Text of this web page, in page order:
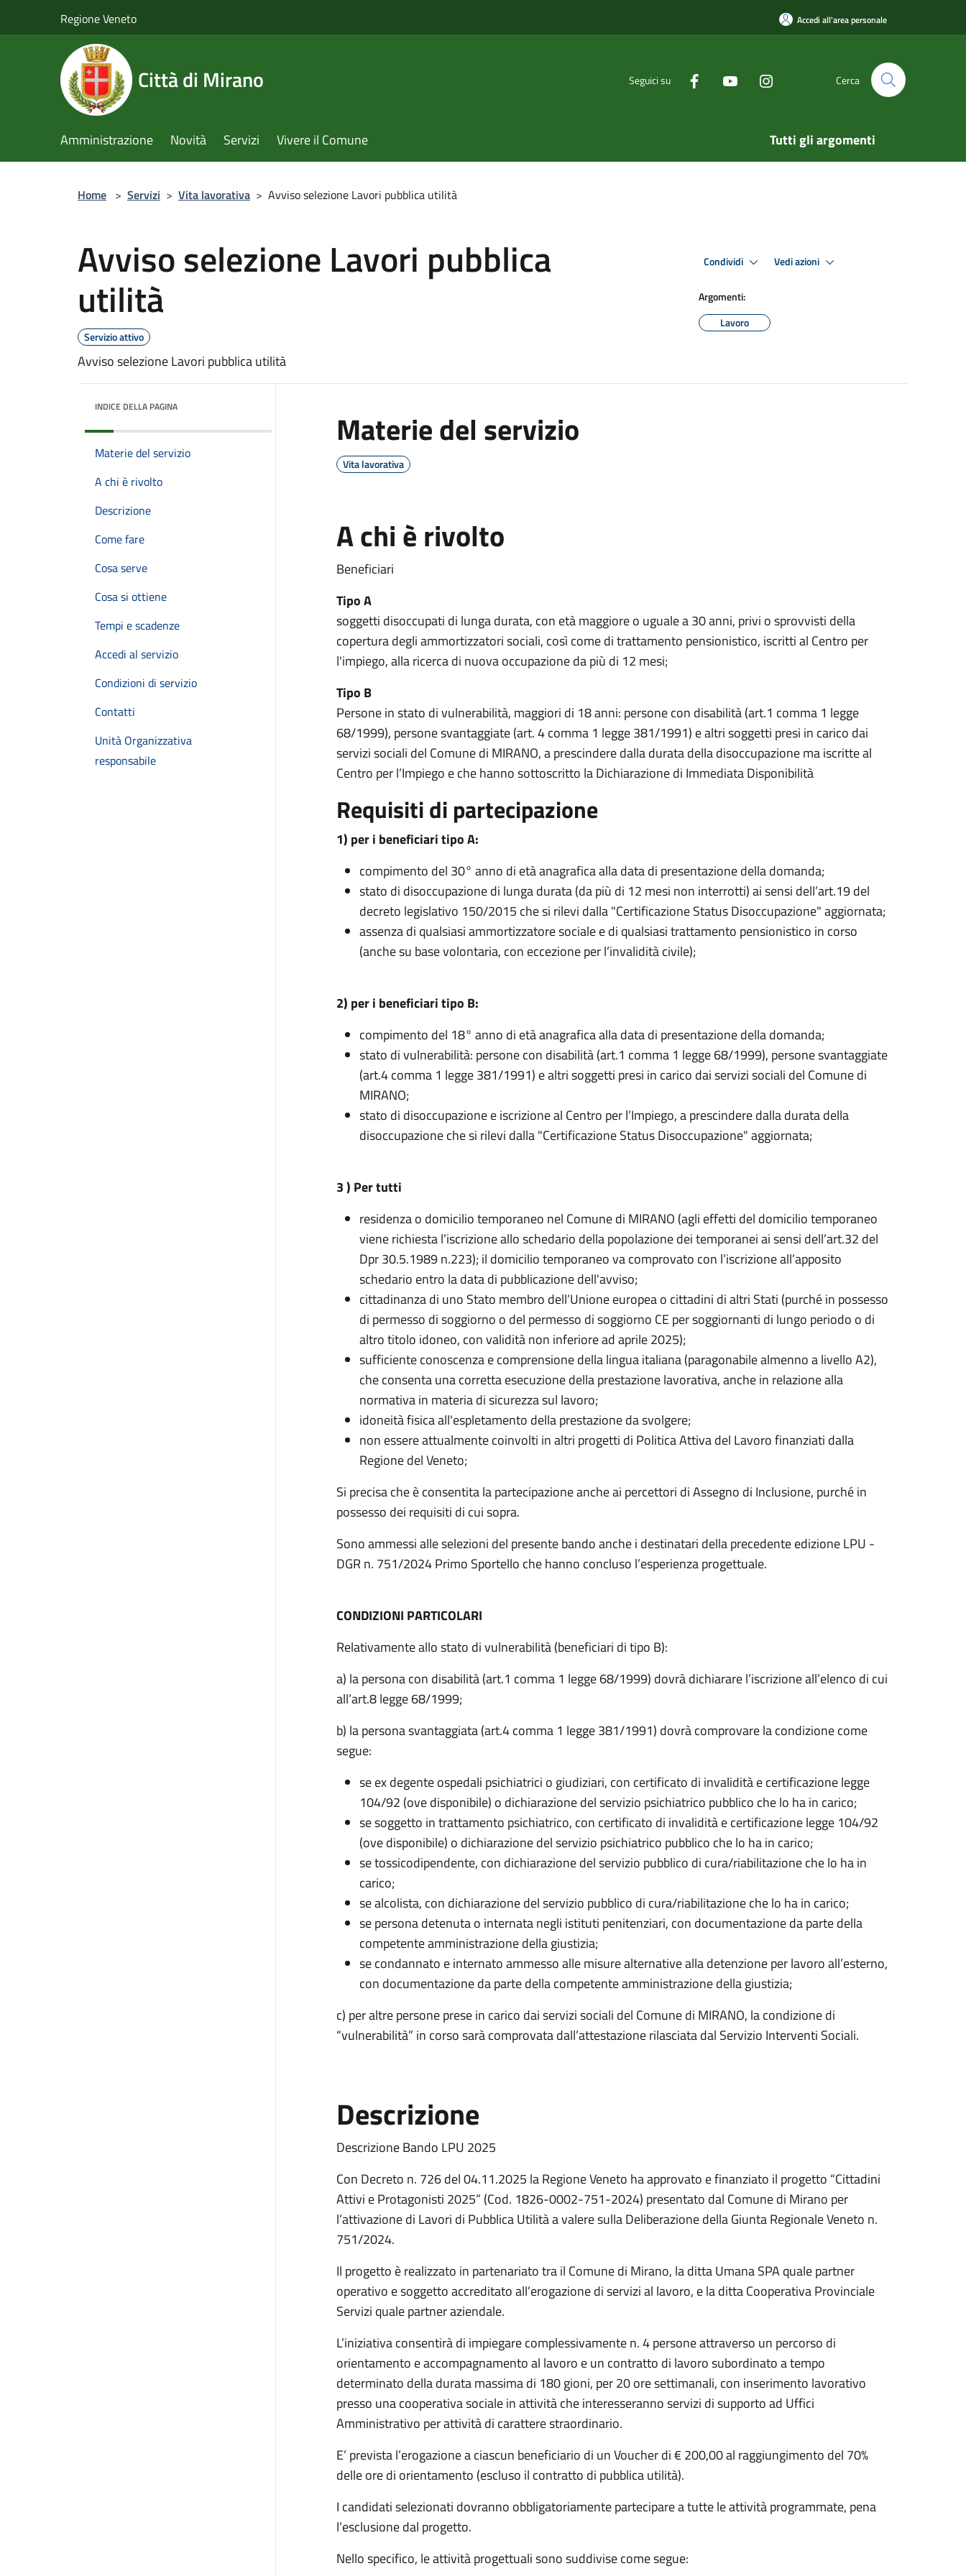
Regione Veneto Accedi all'area personale
Città di Mirano Seguici su Cerca
Amministrazione Novità Servizi Vivere il Comune Tutti gli argomenti
Home > Servizi > Vita lavorativa > Avviso selezione Lavori pubblica utilità
Avviso selezione Lavori pubblica
utilità
Servizio attivo
Avviso selezione Lavori pubblica utilità
Condividi Vedi azioni
Argomenti:
Lavoro
INDICE DELLA PAGINA
Materie del servizio
A chi è rivolto
Descrizione
Come fare
Cosa serve
Cosa si ottiene
Tempi e scadenze
Accedi al servizio
Condizioni di servizio
Contatti
Unità Organizzativa
responsabile
Materie del servizio
Vita lavorativa
A chi è rivolto
Beneficiari
Tipo A
soggetti disoccupati di lunga durata, con età maggiore o uguale a 30 anni, privi o sprovvisti della
copertura degli ammortizzatori sociali, così come di trattamento pensionistico, iscritti al Centro per
l'impiego, alla ricerca di nuova occupazione da più di 12 mesi;
Tipo B
Persone in stato di vulnerabilità, maggiori di 18 anni: persone con disabilità (art.1 comma 1 legge
68/1999), persone svantaggiate (art. 4 comma 1 legge 381/1991) e altri soggetti presi in carico dai
servizi sociali del Comune di MIRANO, a prescindere dalla durata della disoccupazione ma iscritte al
Centro per l’Impiego e che hanno sottoscritto la Dichiarazione di Immediata Disponibilità
Requisiti di partecipazione
1) per i beneficiari tipo A:
compimento del 30° anno di età anagrafica alla data di presentazione della domanda;
stato di disoccupazione di lunga durata (da più di 12 mesi non interrotti) ai sensi dell’art.19 del
decreto legislativo 150/2015 che si rilevi dalla "Certificazione Status Disoccupazione" aggiornata;
assenza di qualsiasi ammortizzatore sociale e di qualsiasi trattamento pensionistico in corso
(anche su base volontaria, con eccezione per l’invalidità civile);
2) per i beneficiari tipo B:
compimento del 18° anno di età anagrafica alla data di presentazione della domanda;
stato di vulnerabilità: persone con disabilità (art.1 comma 1 legge 68/1999), persone svantaggiate
(art.4 comma 1 legge 381/1991) e altri soggetti presi in carico dai servizi sociali del Comune di
MIRANO;
stato di disoccupazione e iscrizione al Centro per l’Impiego, a prescindere dalla durata della
disoccupazione che si rilevi dalla "Certificazione Status Disoccupazione" aggiornata;
3 ) Per tutti
residenza o domicilio temporaneo nel Comune di MIRANO (agli effetti del domicilio temporaneo
viene richiesta l’iscrizione allo schedario della popolazione dei temporanei ai sensi dell’art.32 del
Dpr 30.5.1989 n.223); il domicilio temporaneo va comprovato con l’iscrizione all’apposito
schedario entro la data di pubblicazione dell'avviso;
cittadinanza di uno Stato membro dell’Unione europea o cittadini di altri Stati (purché in possesso
di permesso di soggiorno o del permesso di soggiorno CE per soggiornanti di lungo periodo o di
altro titolo idoneo, con validità non inferiore ad aprile 2025);
sufficiente conoscenza e comprensione della lingua italiana (paragonabile almenno a livello A2),
che consenta una corretta esecuzione della prestazione lavorativa, anche in relazione alla
normativa in materia di sicurezza sul lavoro;
idoneità fisica all'espletamento della prestazione da svolgere;
non essere attualmente coinvolti in altri progetti di Politica Attiva del Lavoro finanziati dalla
Regione del Veneto;
Si precisa che è consentita la partecipazione anche ai percettori di Assegno di Inclusione, purché in
possesso dei requisiti di cui sopra.
Sono ammessi alle selezioni del presente bando anche i destinatari della precedente edizione LPU -
DGR n. 751/2024 Primo Sportello che hanno concluso l’esperienza progettuale.
CONDIZIONI PARTICOLARI
Relativamente allo stato di vulnerabilità (beneficiari di tipo B):
a) la persona con disabilità (art.1 comma 1 legge 68/1999) dovrà dichiarare l’iscrizione all’elenco di cui
all’art.8 legge 68/1999;
b) la persona svantaggiata (art.4 comma 1 legge 381/1991) dovrà comprovare la condizione come
segue:
se ex degente ospedali psichiatrici o giudiziari, con certificato di invalidità e certificazione legge
104/92 (ove disponibile) o dichiarazione del servizio psichiatrico pubblico che lo ha in carico;
se soggetto in trattamento psichiatrico, con certificato di invalidità e certificazione legge 104/92
(ove disponibile) o dichiarazione del servizio psichiatrico pubblico che lo ha in carico;
se tossicodipendente, con dichiarazione del servizio pubblico di cura/riabilitazione che lo ha in
carico;
se alcolista, con dichiarazione del servizio pubblico di cura/riabilitazione che lo ha in carico;
se persona detenuta o internata negli istituti penitenziari, con documentazione da parte della
competente amministrazione della giustizia;
se condannato e internato ammesso alle misure alternative alla detenzione per lavoro all’esterno,
con documentazione da parte della competente amministrazione della giustizia;
c) per altre persone prese in carico dai servizi sociali del Comune di MIRANO, la condizione di
“vulnerabilità” in corso sarà comprovata dall’attestazione rilasciata dal Servizio Interventi Sociali.
Descrizione
Descrizione Bando LPU 2025
Con Decreto n. 726 del 04.11.2025 la Regione Veneto ha approvato e finanziato il progetto “Cittadini
Attivi e Protagonisti 2025” (Cod. 1826-0002-751-2024) presentato dal Comune di Mirano per
l’attivazione di Lavori di Pubblica Utilità a valere sulla Deliberazione della Giunta Regionale Veneto n.
751/2024.
Il progetto è realizzato in partenariato tra il Comune di Mirano, la ditta Umana SPA quale partner
operativo e soggetto accreditato all’erogazione di servizi al lavoro, e la ditta Cooperativa Provinciale
Servizi quale partner aziendale.
L’iniziativa consentirà di impiegare complessivamente n. 4 persone attraverso un percorso di
orientamento e accompagnamento al lavoro e un contratto di lavoro subordinato a tempo
determinato della durata massima di 180 gioni, per 20 ore settimanali, con inserimento lavorativo
presso una cooperativa sociale in attività che interesseranno servizi di supporto ad Uffici
Amministrativo per attività di carattere straordinario.
E’ prevista l’erogazione a ciascun beneficiario di un Voucher di € 200,00 al raggiungimento del 70%
delle ore di orientamento (escluso il contratto di pubblica utilità).
I candidati selezionati dovranno obbligatoriamente partecipare a tutte le attività programmate, pena
l’esclusione dal progetto.
Nello specifico, le attività progettuali sono suddivise come segue: